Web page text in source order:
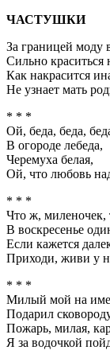
ЧАСТУШКИ
За границей моду
Сильно краситься
Как накрасится
Не узнает мать
* * *
Ой, беда, беда,
В огороде лебеда,
Черемуха белая,
Ой, что любовь
* * *
Что ж,
В воскресенье
Если кажется
Приходи, живи у
* * *
Милый мой на
Подарил
Пожарь, милая,
Я за водочкой